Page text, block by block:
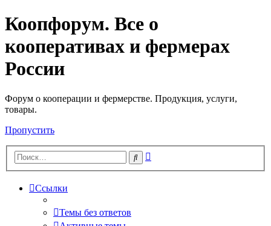
Коопфорум. Все о
кооперативах и фермерах
России
Форум о кооперации и фермерстве. Продукция, услуги,
товары.
Пропустить
Поиск
Ссылки
Темы без ответов